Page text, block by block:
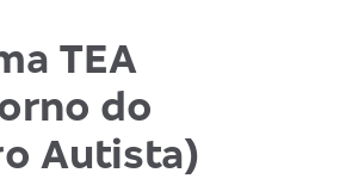
TEA
do
Autista)